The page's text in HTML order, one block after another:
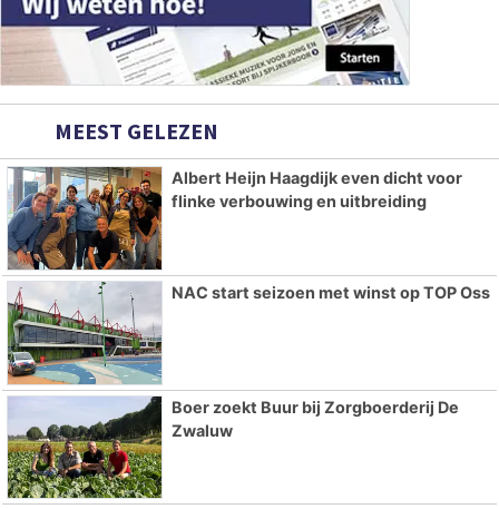
MEEST GELEZEN
Albert Heijn Haagdijk even dicht voor
flinke verbouwing en uitbreiding
NAC start seizoen met winst op TOP Oss
Boer zoekt Buur bij Zorgboerderij De
Zwaluw